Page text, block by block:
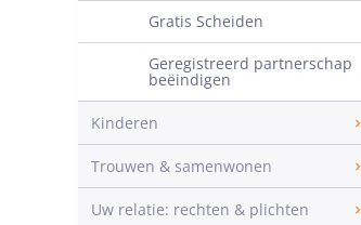
Gratis Scheiden
Geregistreerd partnerschap
beëindigen
Kinderen
Trouwen & samenwonen
Uw relatie: rechten & plichten